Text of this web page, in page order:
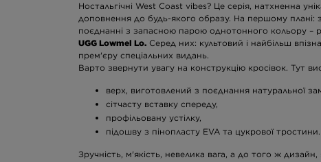
Ностальгічні West Coast vibes? Це серія, натхненна
доповнення до будь-якого образу. На першому плані:
поєднанні з запасною парою однотонного кольору –
UGG Lowmel Lo. Серед них: культовий і найбільш
прем'єру спеціальних видань.
Варто звернути увагу на конструкцію кросівок. Тут
верх, виготовлений з поєднання натуральної
сітчасту вставку спереду,
профільовану устілку,
підошву з пінопласту EVA та цукрової тростини.
Зручність, м'якість, невелика вага, а до того ж